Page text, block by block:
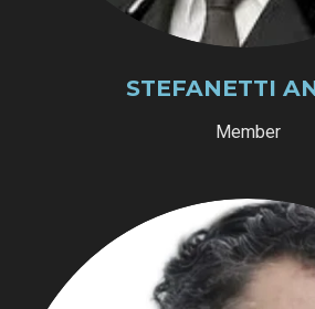
STEFANETTI
Member